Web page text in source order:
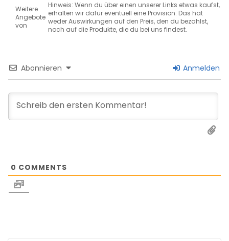
Weitere
Angebote
von
Hinweis: Wenn du über einen unserer Links etwas kaufst,
erhalten wir dafür eventuell eine Provision. Das hat
weder Auswirkungen auf den Preis, den du bezahlst,
noch auf die Produkte, die du bei uns findest.
Abonnieren Anmelden
0 COMMENTS